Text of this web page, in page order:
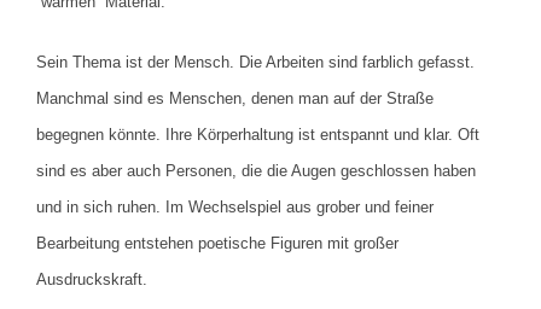
Sein Thema ist der Mensch. Die Arbeiten sind farblich gefasst.
Manchmal sind es Menschen, denen man auf der Straße
begegnen könnte. Ihre Körperhaltung ist entspannt und klar. Oft
sind es aber auch Personen, die die Augen geschlossen haben
und in sich ruhen. Im Wechselspiel aus grober und feiner
Bearbeitung entstehen poetische Figuren mit großer
Ausdruckskraft.